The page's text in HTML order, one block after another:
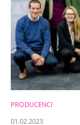
PRODUCENCI
01.02.2023